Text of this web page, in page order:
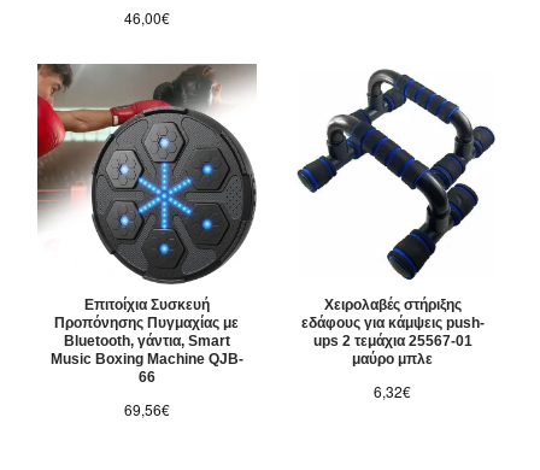
46,00€
Επιτοίχια Συσκευή
Προπόνησης Πυγμαχίας με
Bluetooth, γάντια, Smart
Music Boxing Machine QJB-
66
69,56€
Χειρολαβές στήριξης
εδάφους για κάμψεις push-
ups 2 τεμάχια 25567-01
μαύρο μπλε
6,32€